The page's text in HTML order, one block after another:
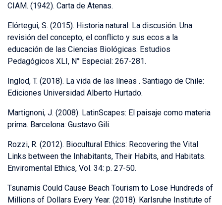
CIAM. (1942). Carta de Atenas.
Elórtegui, S. (2015). Historia natural: La discusión. Una
revisión del concepto, el conflicto y sus ecos a la
educación de las Ciencias Biológicas. Estudios
Pedagógicos XLI, N° Especial: 267-281.
Inglod, T. (2018). La vida de las líneas . Santiago de Chile:
Ediciones Universidad Alberto Hurtado.
Martignoni, J. (2008). LatinScapes: El paisaje como materia
prima. Barcelona: Gustavo Gili.
Rozzi, R. (2012). Biocultural Ethics: Recovering the Vital
Links between the Inhabitants, Their Habits, and Habitats.
Enviromental Ethics, Vol. 34: p. 27-50.
Tsunamis Could Cause Beach Tourism to Lose Hundreds of
Millions of Dollars Every Year. (2018). Karlsruhe Institute of